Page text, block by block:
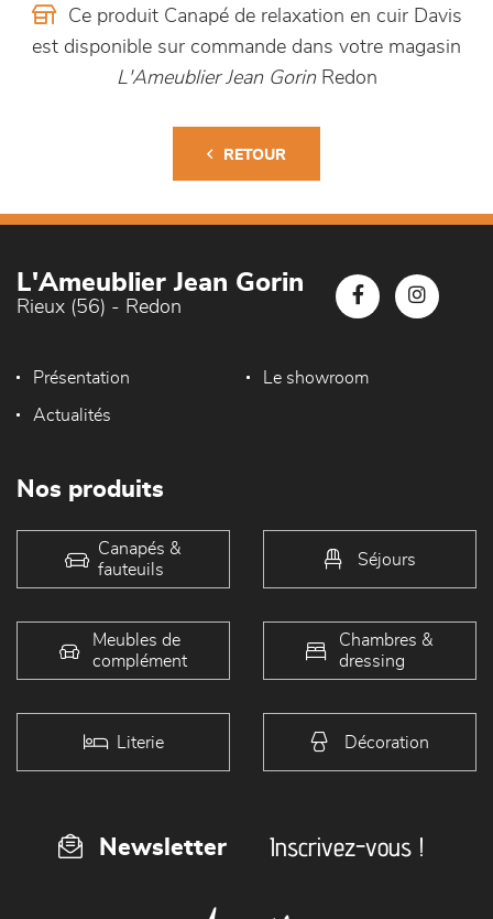
Ce produit Canapé de relaxation en cuir Davis
est disponible sur commande dans votre magasin
L'Ameublier Jean GorinRedon
RETOUR
L'Ameublier Jean Gorin
Rieux (56) - Redon
Présentation Le showroom
Actualités
Nos produits
Canapés &
fauteuils
Séjours
Meubles de
complément
Chambres &
dressing
Literie Décoration
Newsletter Inscrivez-vous !